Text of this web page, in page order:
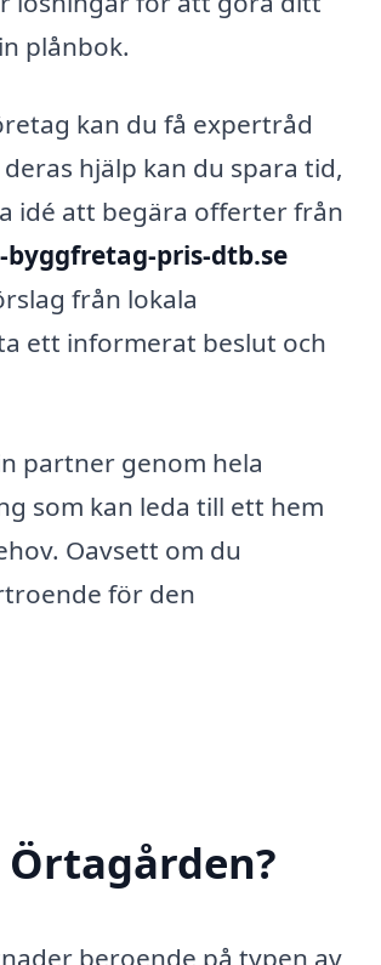
plånbok.
kan du få expertråd
hjälp kan du spara tid,
idé att begära offerter från
byggfretag-pris-dtb.se
från lokala
ett informerat beslut och
partner genom hela
som kan leda till ett hem
Oavsett om du
för den
beroende på typen av